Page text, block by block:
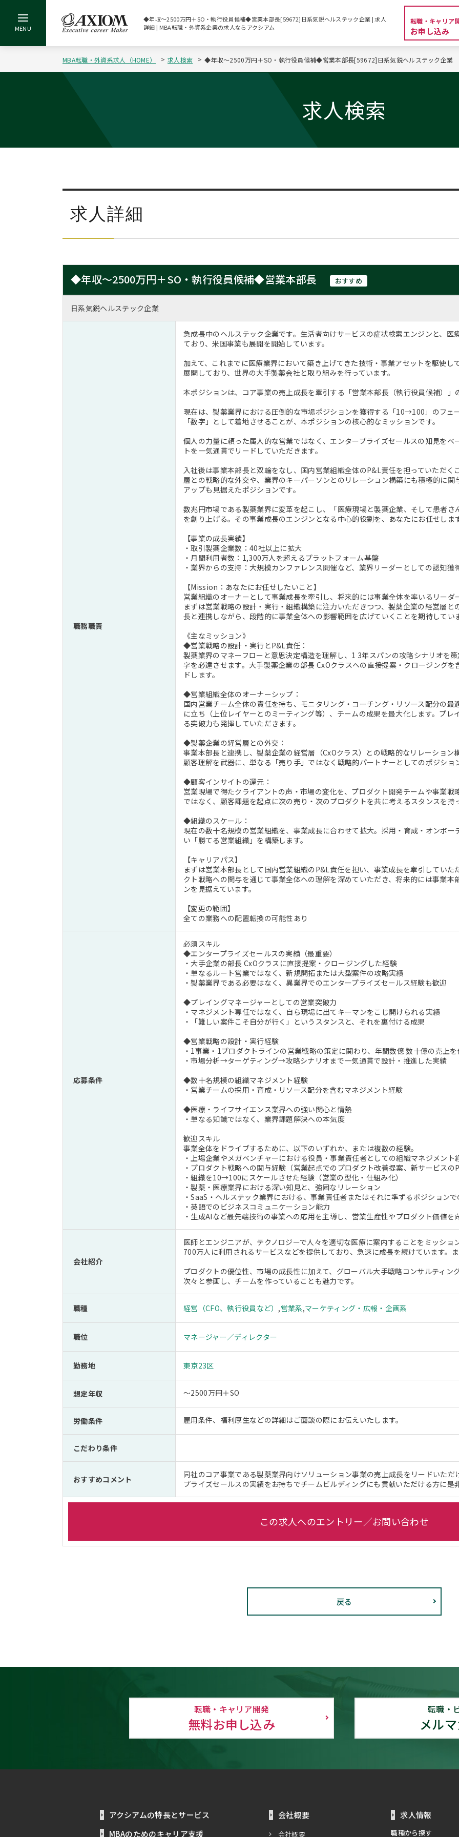
◆年収～2500万円＋SO・執行役員候補◆営業本部長[59672]日系気鋭ヘルステック企業 | 求人
詳細 | MBA転職・外資系企業の求人ならアクシアム
転職・キャリア
お申し込み
MBA転職・外資系求人（HOME） 求人検索 ◆年収～2500万円＋SO・執行役員候補◆営業本部長[59672]日系気鋭ヘルステック企業
求人検索
求人詳細
◆年収～2500万円＋SO・執行役員候補◆営業本部長 おすすめ
日系気鋭ヘルステック企業
職務職責
急成長中のヘルステック企業です。生活者向けサービスの症状検索エンジンと、
ており、米国事業も展開を開始しています。
加えて、これまでに医療業界において築き上げてきた技術・事業アセットを駆使
展開しており、世界の大手製薬会社と取り組みを行っています。
本ポジションは、コア事業の売上成長を牽引する「営業本部長（執行役員候補）」
現在は、製薬業界における圧倒的な市場ポジションを獲得する「10→100」のフェ
「数字」として着地させることが、本ポジションの核心的なミッションです。
個人の力量に頼った属人的な営業ではなく、エンタープライズセールスの知見を
トを一気通貫でリードしていただきます。
入社後は事業本部長と双輪をなし、国内営業組織全体のP&L責任を担っていただ
層との戦略的な外交や、業界のキーパーソンとのリレーション構築にも積極的に
アップも見据えたポジションです。
数兆円市場である製薬業界に変革を起こし、「医療現場と製薬企業、そして患者
を創り上げる。その事業成長のエンジンとなる中心的役割を、あなたにお任せします
【事業の成長実績】
・取引製薬企業数：40社以上に拡大
・月間利用者数：1,300万人を超えるプラットフォーム基盤
・業界からの支持：大規模カンファレンス開催など、業界リーダーとしての認知獲
【Mission：あなたにお任せしたいこと】
営業組織のオーナーとして事業成長を牽引し、将来的には事業全体を率いるリーダ
まずは営業戦略の設計・実行・組織構築に注力いただきつつ、製薬企業の経営層
長と連携しながら、段階的に事業全体への影響範囲を広げていくことを期待していま
《主なミッション》
◆営業戦略の設計・実行とP&L責任：
製薬業界のマネーフローと意思決定構造を理解し、1 3年スパンの攻略シナリオを
字を必達させます。大手製薬企業の部長 CxOクラスへの直接提案・クロージング
ドします。
◆営業組織全体のオーナーシップ：
国内営業チーム全体の責任を持ち、モニタリング・コーチング・リソース配分の
に立ち（上位レイヤーとのミーティング等）、チームの成果を最大化します。プ
る突破力も発揮していただきます。
◆製薬企業の経営層との外交：
事業本部長と連携し、製薬企業の経営層（CxOクラス）との戦略的なリレーショ
顧客理解を武器に、単なる「売り手」ではなく戦略的パートナーとしてのポジショ
◆顧客インサイトの還元：
営業現場で得たクライアントの声・市場の変化を、プロダクト開発チームや事業戦
ではなく、顧客課題を起点に次の売り・次のプロダクトを共に考えるスタンスを持
◆組織のスケール：
現在の数十名規模の営業組織を、事業成長に合わせて拡大。採用・育成・オンボ
い「勝てる営業組織」を構築します。
【キャリアパス】
まずは営業本部長として国内営業組織のP&L責任を担い、事業成長を牽引してい
クト戦略への関与を通じて事業全体への理解を深めていただき、将来的には事業
ンを見据えています。
【変更の範囲】
全ての業務への配置転換の可能性あり
応募条件
必須スキル
◆エンタープライズセールスの実績（最重要）
・大手企業の部長 CxOクラスに直接提案・クロージングした経験
・単なるルート営業ではなく、新規開拓または大型案件の攻略実績
・製薬業界である必要はなく、異業界でのエンタープライズセールス経験も歓迎
◆プレイングマネージャーとしての営業突破力
・マネジメント専任ではなく、自ら現場に出てキーマンをこじ開けられる実績
・「難しい案件こそ自分が行く」というスタンスと、それを裏付ける成果
◆営業戦略の設計・実行経験
・1事業・1プロダクトラインの営業戦略の策定に関わり、年間数億 数十億の売上
・市場分析→ターゲティング→攻略シナリオまで一気通貫で設計・推進した実績
◆数十名規模の組織マネジメント経験
・営業チームの採用・育成・リソース配分を含むマネジメント経験
◆医療・ライフサイエンス業界への強い関心と情熱
・単なる知識ではなく、業界課題解決への本気度
歓迎スキル
事業全体をドライブするために、以下のいずれか、または複数の経験。
・上場企業やメガベンチャーにおける役員・事業責任者としての組織マネジメント
・プロダクト戦略への関与経験（営業起点でのプロダクト改善提案、新サービスの
・組織を10→100にスケールさせた経験（営業の型化・仕組み化）
・製薬・医療業界における深い知見と、強固なリレーション
・SaaS・ヘルステック業界における、事業責任者またはそれに準ずるポジション
・英語でのビジネスコミュニケーション能力
・生成AIなど最先端技術の事業への応用を主導し、営業生産性やプロダクト価値を
会社紹介
医師とエンジニアが、テクノロジーで人々を適切な医療に案内することをミッシ
700万人に利用されるサービスなどを提供しており、急速に成長を続けています。
プロダクトの優位性、市場の成長性に加えて、グローバル大手戦略コンサルティ
次々と参画し、チームを作っていることも魅力です。
職種 経営（CFO、執行役員など） ,営業系,マーケティング・広報・企画系
職位 マネージャー／ディレクター
勤務地 東京23区
想定年収 ～2500万円＋SO
労働条件 雇用条件、福利厚生などの詳細はご面談の際にお伝えいたします。
こだわり条件
おすすめコメント
同社のコア事業である製薬業界向けソリューション事業の売上成長をリードいた
プライズセールスの実績をお持ちでチームビルディングにも貢献いただける方に是
この求人へのエントリー／お問い合わせ
戻る
転職・キャリア開発
無料お申し込み
転職・
メル
アクシアムの特長とサービス
MBAのためのキャリア支援
会社概要
会社概要
求人情報
職種から探す